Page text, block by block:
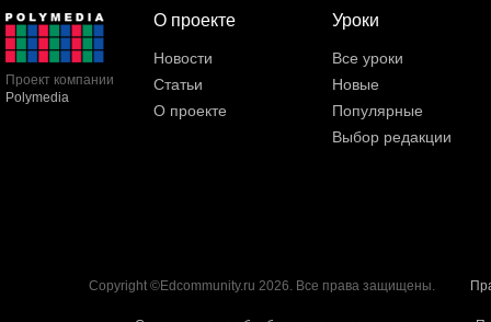
Проект компании
Polymedia
О проекте
Новости
Статьи
О проекте
Уроки
Все уроки
Новые
Популярные
Выбор редакции
Copyright ©Edcommunity.ru 2026. Все права защищены.